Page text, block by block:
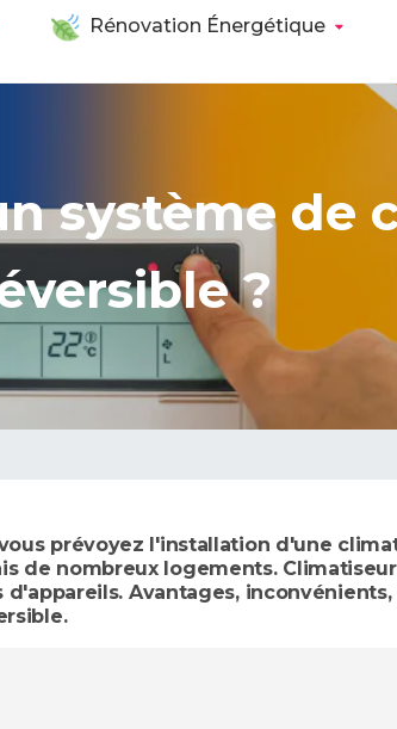
Rénovation Énergétique
système de
?
prévoyez l'installation d'une
de nombreux logements.
Avantages,